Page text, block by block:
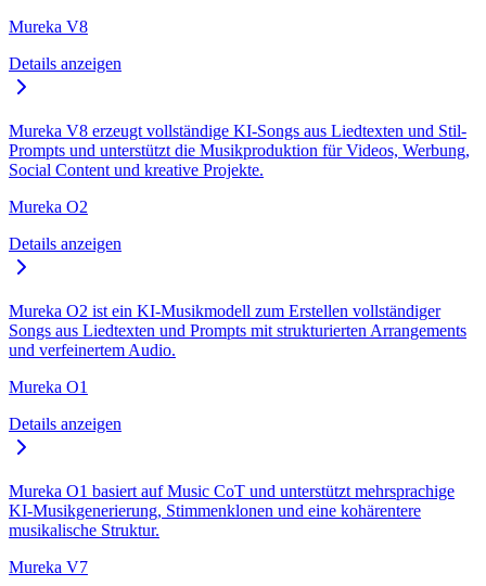
Mureka V8
Details anzeigen
Mureka V8 erzeugt vollständige KI-Songs aus Liedtexten und Stil-
Prompts und unterstützt die Musikproduktion für Videos, Werbung,
Social Content und kreative Projekte.
Mureka O2
Details anzeigen
Mureka O2 ist ein KI-Musikmodell zum Erstellen vollständiger
Songs aus Liedtexten und Prompts mit strukturierten Arrangements
und verfeinertem Audio.
Mureka O1
Details anzeigen
Mureka O1 basiert auf Music CoT und unterstützt mehrsprachige
KI-Musikgenerierung, Stimmenklonen und eine kohärentere
musikalische Struktur.
Mureka V7